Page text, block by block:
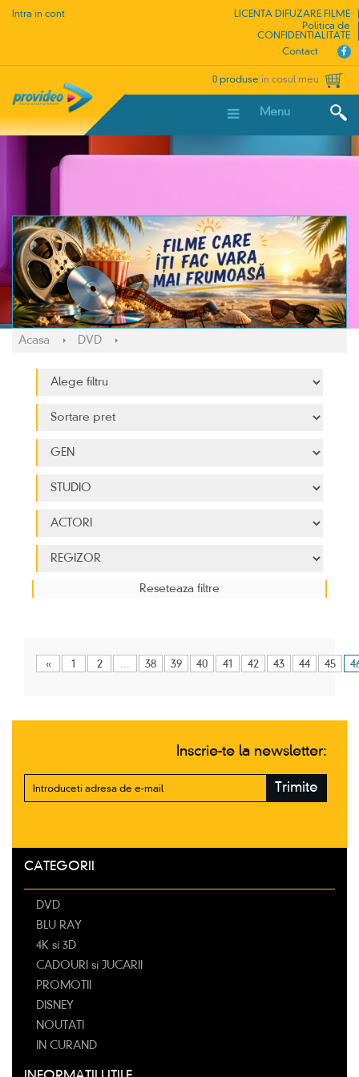
Intra in cont
LICENTA DIFUZARE FILME
Politica de
CONFIDENTIALITATE
Contact
0 produse in cosul meu
Menu
Acasa DVD
« 1 2 ... 38 39 40 41 42 43 44 45
Inscrie-te la newsletter:
Trimite
CATEGORII
DVD
BLU RAY
4K si 3D
CADOURI si JUCARII
PROMOTII
DISNEY
NOUTATI
IN CURAND